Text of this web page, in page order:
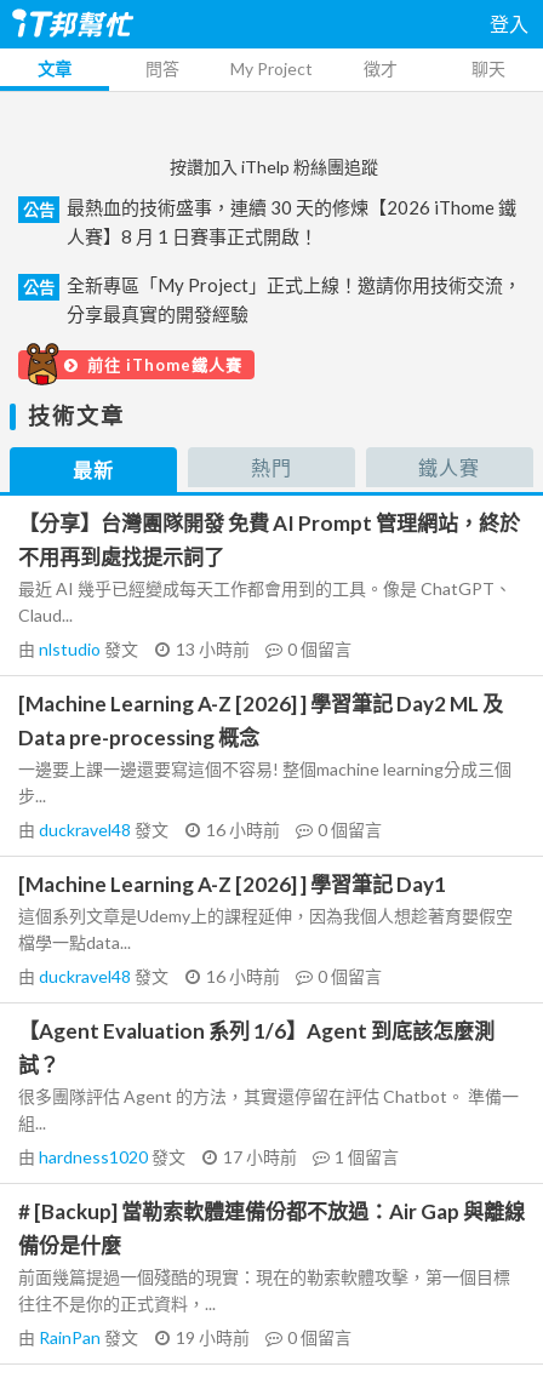
登入
文章 問答 My Project 徵才 聊天
按讚加入 iThelp 粉絲團追蹤
公告
最熱血的技術盛事，連續 30 天的修煉【2026 iThome 鐵
人賽】8 月 1 日賽事正式開啟！
公告
全新專區「My Project」正式上線！邀請你用技術交流，
分享最真實的開發經驗
前往 iThome鐵人賽
技術文章
最新 熱門 鐵人賽
【分享】台灣團隊開發 免費 AI Prompt 管理網站，終於
不用再到處找提示詞了
最近 AI 幾乎已經變成每天工作都會用到的工具。像是 ChatGPT、
Claud...
由 nlstudio 發文 13 小時前 0個留言
[Machine Learning A-Z [2026] ] 學習筆記 Day2 ML 及
Data pre-processing 概念
一邊要上課一邊還要寫這個不容易! 整個machine learning分成三個
步...
由 duckravel48 發文 16 小時前 0個留言
[Machine Learning A-Z [2026] ] 學習筆記 Day1
這個系列文章是Udemy上的課程延伸，因為我個人想趁著育嬰假空
檔學一點data...
由 duckravel48 發文 16 小時前 0個留言
【Agent Evaluation 系列 1/6】Agent 到底該怎麼測
試？
很多團隊評估 Agent 的方法，其實還停留在評估 Chatbot。 準備一
組...
由 hardness1020發文 17 小時前 1 個留言
# [Backup] 當勒索軟體連備份都不放過：Air Gap 與離線
備份是什麼
前面幾篇提過一個殘酷的現實：現在的勒索軟體攻擊，第一個目標
往往不是你的正式資料，...
由 RainPan 發文 19 小時前 0個留言